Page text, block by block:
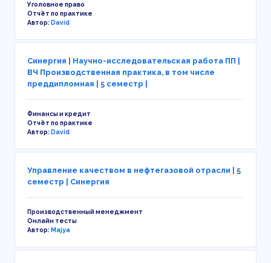
Уголовное право
Отчёт по практике
Автор:David
Синергия | Научно-исследовательская работа ПП |
ВЧ Производственная практика, в том числе
преддипломная | 5 семестр |
Финансы и кредит
Отчёт по практике
Автор:David
Управление качеством в нефтегазовой отрасли | 5
семестр | Синергия
Производственный менеджмент
Онлайн тесты
Автор:Majya